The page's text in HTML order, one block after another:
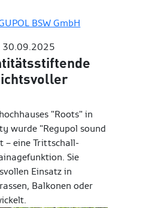
BSW GmbH
30.09.2025
"Roots" in
wurde "Regupol sound
– eine Trittschall-
Sie
Einsatz in
Balkonen oder